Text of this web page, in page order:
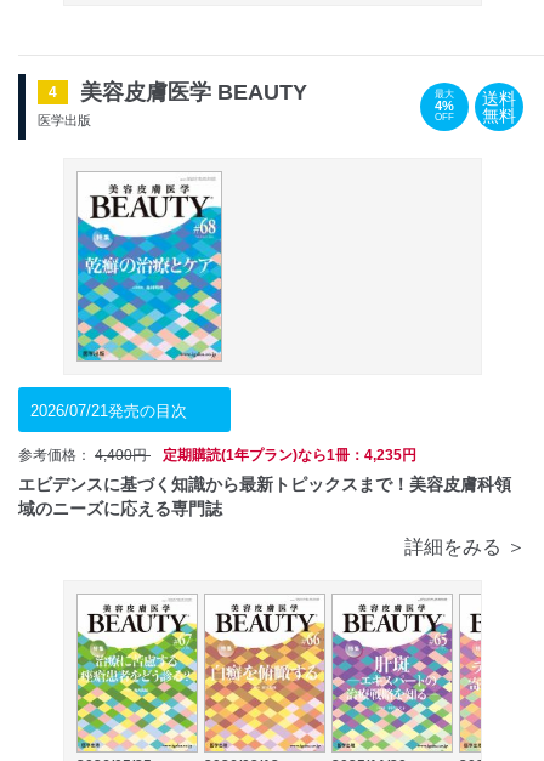
4 美容皮膚医学 BEAUTY
医学出版
最大
4%
OFF
送料
無料
2026/07/21発売の目次
参考価格： 4,400円 定期購読(1年プラン)なら1冊：4,235円
エビデンスに基づく知識から最新トピックスまで！美容皮膚科領
域のニーズに応える専門誌
詳細をみる ＞